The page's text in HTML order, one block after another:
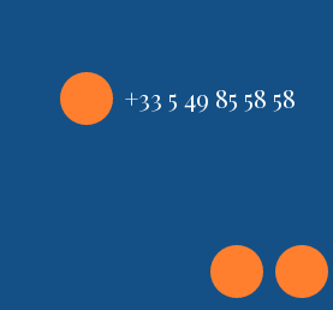
+33 5 49 85 58 58